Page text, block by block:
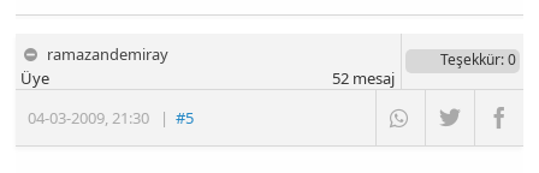
ramazandemiray
04-03-2009,21:30 |#5
Üye
Teşekkür: 0
52mesaj